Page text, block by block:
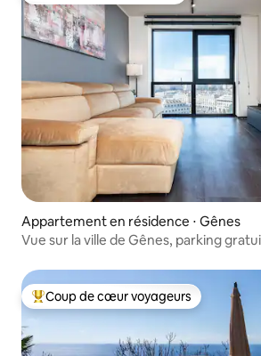
Appartement en résidence ⋅ Gênes
Vue sur la ville de Gênes, parking
Coups de cœur voyageurs les plus
Coup de cœur voyageurs